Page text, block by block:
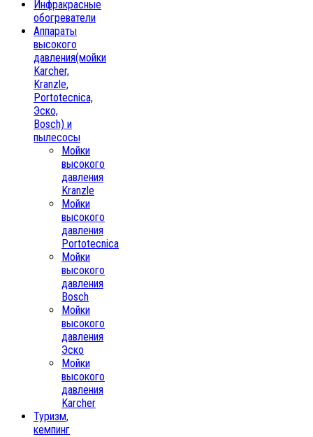
Инфракрасные
обогреватели
Аппараты
высокого
давления(мойки
Karcher,
Kranzle,
Portotecnica,
Эско,
Bosch) и
пылесосы
Мойки
высокого
давления
Kranzle
Мойки
высокого
давления
Portotecnica
Мойки
высокого
давления
Bosch
Мойки
высокого
давления
Эско
Мойки
высокого
давления
Karcher
Туризм,
кемпинг